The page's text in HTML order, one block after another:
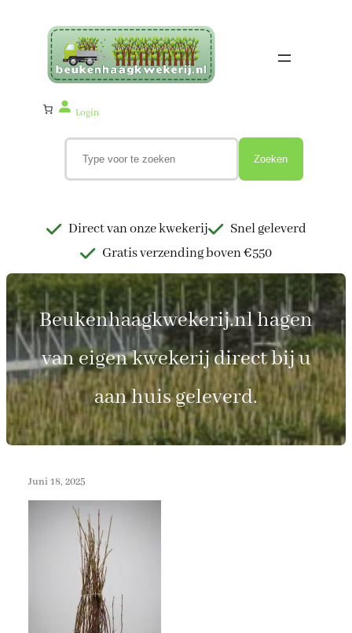
Login
Zoeken
Direct van onze kwekerij
Snel geleverd
Gratis verzending boven €550
Beukenhaagkwekerij.nl hagen
van eigen kwekerij direct bij u
aan huis geleverd.
Juni 18, 2025